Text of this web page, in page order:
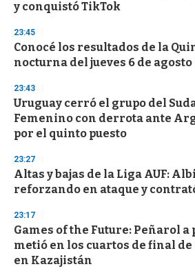
y conquistó TikTok
23:45
Conocé los resultados de la
nocturna del jueves 6 de agosto
23:43
Uruguay cerró el grupo del
Femenino con derrota ante
por el quinto puesto
23:27
Altas y bajas de la Liga AUF:
reforzando en ataque y
23:17
Games of the Future: Peñarol a
metió en los cuartos de final
en Kazajistán